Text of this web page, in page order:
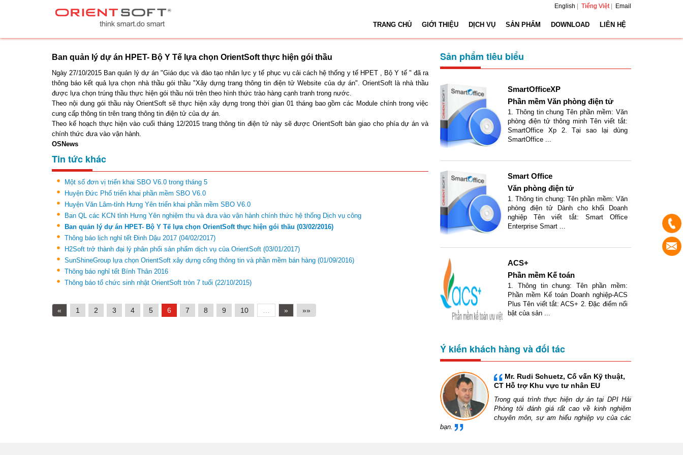
English Tiếng Việt| Email
TRANG CHỦ GIỚI THIỆU DỊCH VỤ SẢN PHẨM DOWNLOAD LIÊN HỆ
Ban quản lý dự án HPET- Bộ Y Tế lựa chọn OrientSoft thực hiện gói thầu
Ngày 27/10/2015 Ban quản lý dự án "Giáo dục và đào tạo nhân lực y tế phục vụ cải cách hệ thống y tế HPET , Bộ Y tế " đã ra
thông báo kết quả lựa chọn nhà thầu gói thầu "Xây dựng trang thông tin điện tử Website của dự án". OrientSoft là nhà thầu
được lựa chọn trúng thầu thực hiện gói thầu nói trên theo hình thức trào hàng cạnh tranh trong nước.
Theo nội dung gói thầu này OrientSoft sẽ thực hiện xây dựng trong thời gian 01 tháng bao gồm các Module chính trong việc
cung cấp thông tin trên trang thông tin điện tử của dự án.
Theo kế hoạch thực hiện vào cuối tháng 12/2015 trang thông tin điện tử này sẽ được OrientSoft bàn giao cho phía dự án và
chính thức đưa vào vận hành.
OSNews
Tin tức khác
Một số đơn vị triển khai SBO V6.0 trong tháng 5
Huyện Đức Phổ triển khai phần mềm SBO V6.0
Huyện Văn Lâm-tỉnh Hưng Yên triển khai phần mềm SBO V6.0
Ban QL các KCN tỉnh Hưng Yên nghiệm thu và đưa vào vận hành chính thức hệ thống Dịch vụ công
Ban quản lý dự án HPET- Bộ Y Tế lựa chọn OrientSoft thực hiện gói thầu (03/02/2016)
Thông báo lịch nghỉ tết Đinh Dậu 2017 (04/02/2017)
H2Soft trở thành đại lý phân phối sản phẩm dịch vụ của OrientSoft (03/01/2017)
SunShineGroup lựa chọn OrientSoft xây dựng cổng thông tin và phần mềm bán hàng (01/09/2016)
Thông báo nghỉ tết Bính Thân 2016
Thông báo tổ chức sinh nhật OrientSoft tròn 7 tuổi (22/10/2015)
« 1 2 3 4 5 6 7 8 9 10 » »»
Sản phẩm tiêu biểu
SmartOfficeXP
Phần mềm Văn phòng điện tử
1. Thông tin chung Tên phần mềm: Văn
phòng điện tử thông minh Tên viết tắt:
SmartOffice Xp 2. Tại sao lại dùng
SmartOffice ...
Smart Office
Văn phòng điện tử
1. Thông tin chung: Tên phần mềm: Văn
phòng điện tử Dành cho khối Doanh
nghiệp Tên viết tắt: Smart Office
Enterprise Smart ...
ACS+
Phần mềm Kế toán
1. Thông tin chung: Tên phần mềm:
Phần mềm Kế toán Doanh nghiệp-ACS
Plus Tên viết tắt: ACS+ 2. Đặc điểm nổi
bật của sản ...
Ý kiến khách hàng và đối tác
Mr. Rudi Schuetz, Cố vấn Kỹ thuật,
CT Hỗ trợ Khu vực tư nhân EU
Trong quá trình thực hiện dự án tại DPI Hải
Phòng tôi đánh giá rất cao về kinh nghiệm
chuyên môn, sự am hiểu nghiệp vụ của các
bạn.